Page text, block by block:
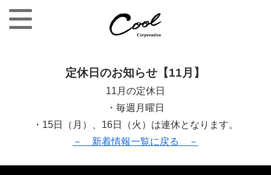
定休日のお知らせ【11月】
11月の定休日
・毎週月曜日
・15日（月）、16日（火）は連休となります。
－ 新着情報一覧に戻る －